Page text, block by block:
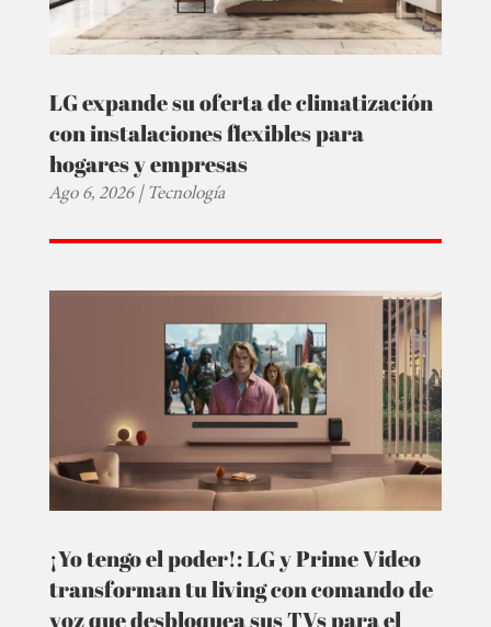
LG expande su oferta de climatización
con instalaciones flexibles para
hogares y empresas
Ago 6, 2026|Tecnología
¡Yo tengo el poder!: LG y Prime Video
transforman tu living con comando de
voz que desbloquea sus TVs para el